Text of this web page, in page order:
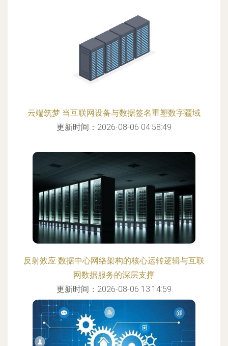
云端筑梦 当互联网设备与数据签名重塑数字疆域
更新时间：2026-08-06 04:58:49
反射效应 数据中心网络架构的核心运转逻辑与互联
网数据服务的深层支撑
更新时间：2026-08-06 13:14:59